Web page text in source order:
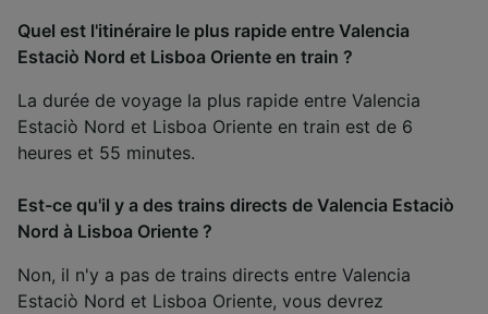
Quel est l'itinéraire le plus rapide entre Valencia
Estaciò Nord et Lisboa Oriente en train ?
La durée de voyage la plus rapide entre Valencia
Estaciò Nord et Lisboa Oriente en train est de 6
heures et 55 minutes.
Est-ce qu'il y a des trains directs de Valencia Estaciò
Nord à Lisboa Oriente ?
Non, il n'y a pas de trains directs entre Valencia
Estaciò Nord et Lisboa Oriente, vous devrez